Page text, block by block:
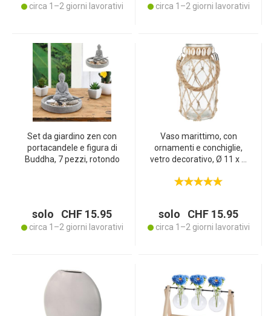
circa 1–2 giorni lavorativi circa 1–2 giorni lavorativi
Set da giardino zen con
portacandele e figura di
Buddha, 7 pezzi, rotondo
solo CHF 15.95
circa 1–2 giorni lavorativi
Vaso marittimo, con
ornamenti e conchiglie,
vetro decorativo, Ø 11 x H
solo CHF 15.95
circa 1–2 giorni lavorativi